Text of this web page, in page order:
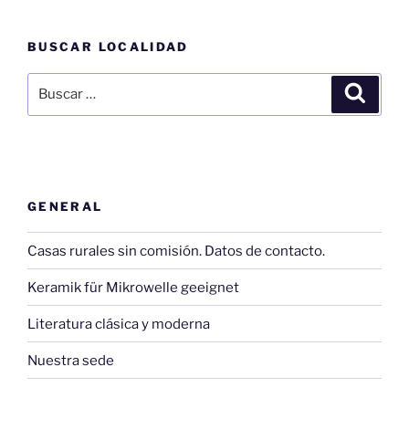
BUSCAR LOCALIDAD
por:
GENERAL
Casas rurales sin comisión. Datos de contacto.
Keramik für Mikrowelle geeignet
Literatura clásica y moderna
Nuestra sede